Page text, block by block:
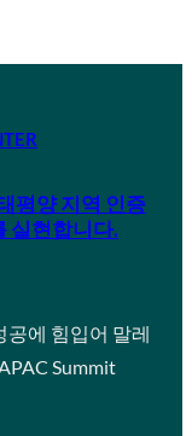
평양 지역 인증
실현합니다.
에 힘입어 말레
Summit